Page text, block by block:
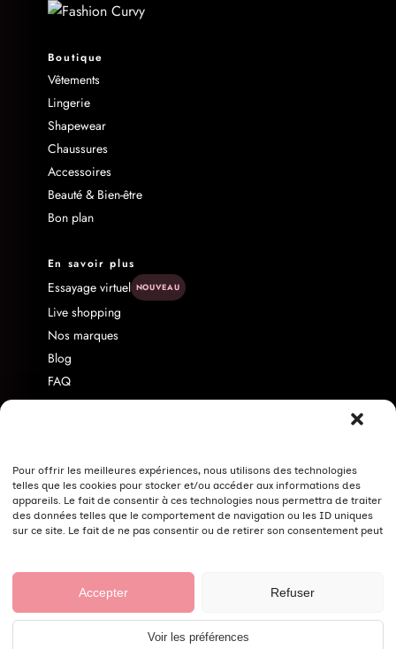
Pour offrir les meilleures expériences, nous utilisons des technologies
telles que les cookies pour stocker et/ou accéder aux informations des
appareils. Le fait de consentir à ces technologies nous permettra de traiter
des données telles que le comportement de navigation ou les ID uniques
sur ce site. Le fait de ne pas consentir ou de retirer son consentement peut
Accepter Refuser
Voir les préférences
Boutique
Vêtements
Lingerie
Shapewear
Chaussures
Accessoires
Beauté & Bien-être
Bon plan
En savoir plus
Essayage virtuel NOUVEAU
Live shopping
Nos marques
Blog
FAQ
Livraison & Retour
Programme d'affiliation
Politique de confidentialité
Nos conseils pour bien laver vos vêtements
© Fashion Curvy Shop 2026 · ·CGV·
Confidentialité·Cookies